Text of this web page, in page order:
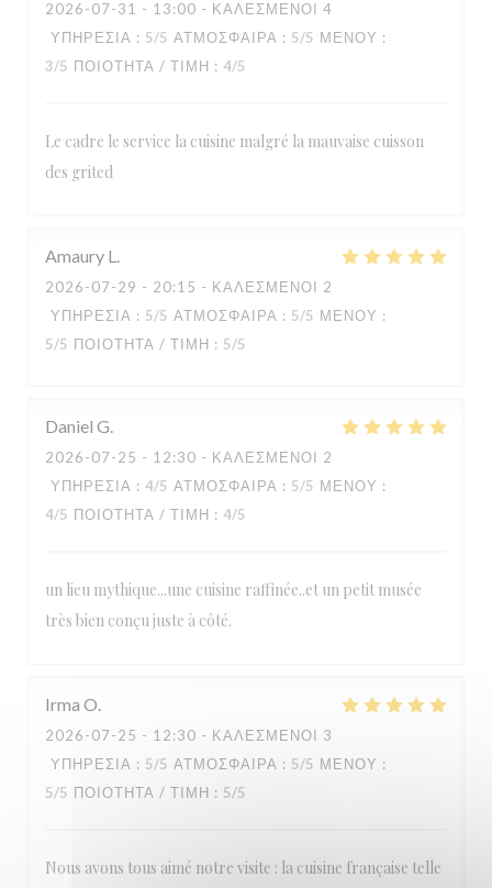
2026-07-31 - 13:00 - ΚΑΛΕΣΜΈΝΟΙ 4
ΥΠΗΡΕΣΊΑ : 5/5 ΑΤΜΌΣΦΑΙΡΑ : 5/5 ΜΕΝΟΎ :
3/5 ΠΟΙΌΤΗΤΑ / ΤΙΜΉ : 4/5
Le cadre le service la cuisine malgré la mauvaise cuisson
des grited
Amaury L
2026-07-29 - 20:15 - ΚΑΛΕΣΜΈΝΟΙ 2
ΥΠΗΡΕΣΊΑ : 5/5 ΑΤΜΌΣΦΑΙΡΑ : 5/5 ΜΕΝΟΎ :
5/5 ΠΟΙΌΤΗΤΑ / ΤΙΜΉ : 5/5
Daniel G
2026-07-25 - 12:30 - ΚΑΛΕΣΜΈΝΟΙ 2
ΥΠΗΡΕΣΊΑ : 4/5 ΑΤΜΌΣΦΑΙΡΑ : 5/5 ΜΕΝΟΎ :
4/5 ΠΟΙΌΤΗΤΑ / ΤΙΜΉ : 4/5
un lieu mythique...une cuisine raffinée..et un petit musée
très bien conçu juste à côté.
Irma O
2026-07-25 - 12:30 - ΚΑΛΕΣΜΈΝΟΙ 3
ΥΠΗΡΕΣΊΑ : 5/5 ΑΤΜΌΣΦΑΙΡΑ : 5/5 ΜΕΝΟΎ :
5/5 ΠΟΙΌΤΗΤΑ / ΤΙΜΉ : 5/5
Nous avons tous aimé notre visite : la cuisine française telle